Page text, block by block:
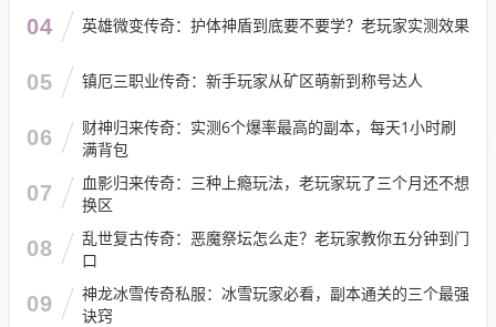
04 英雄微变传奇：护体神盾到底要不要学？老玩家实测效果
05 镇厄三职业传奇：新手玩家从矿区萌新到称号达人
06
财神归来传奇：实测6个爆率最高的副本，每天1小时刷
满背包
07
血影归来传奇：三种上瘾玩法，老玩家玩了三个月还不想
换区
08
乱世复古传奇：恶魔祭坛怎么走？老玩家教你五分钟到门
口
09
神龙冰雪传奇私服：冰雪玩家必看，副本通关的三个最强
诀窍